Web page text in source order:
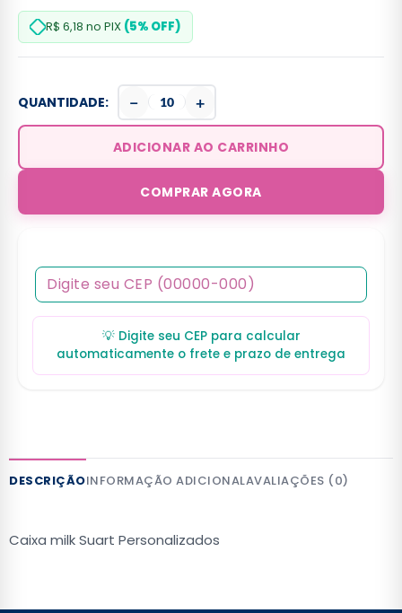
R$ 6,18 no PIX (5% OFF)
QUANTIDADE: − +
ADICIONAR AO CARRINHO
COMPRAR AGORA
💡 Digite seu CEP para calcular
automaticamente o frete e prazo de entrega
DESCRIÇÃOINFORMAÇÃO ADICIONALAVALIAÇÕES (0)
Caixa milk Suart Personalizados